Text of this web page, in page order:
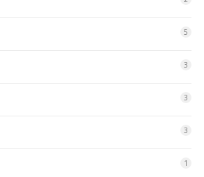
5
3
3
3
1